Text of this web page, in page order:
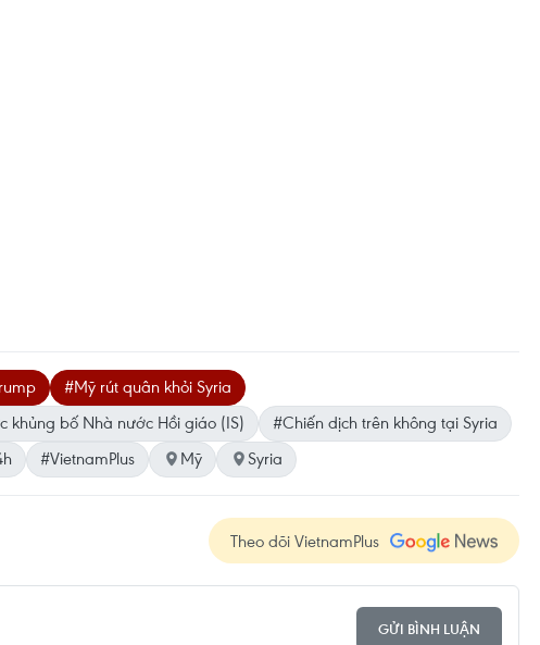
#Mỹ rút quân khỏi Syria
khủng bố Nhà nước Hồi giáo (IS)
#Chiến dịch trên không tại Syria
#VietnamPlus Mỹ Syria
Theo dõi VietnamPlus
GỬI BÌNH LUẬN